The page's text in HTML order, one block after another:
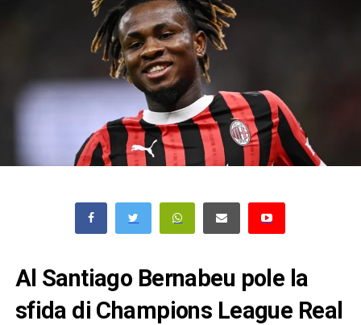
Al Santiago Bernabeu pole la
sfida di Champions League Real